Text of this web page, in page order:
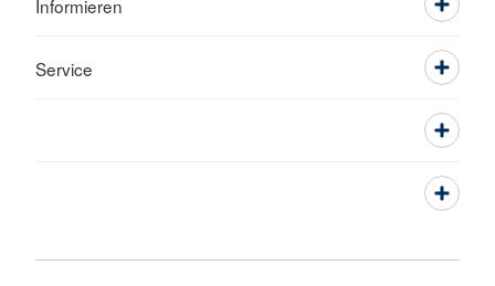
Informieren
Service